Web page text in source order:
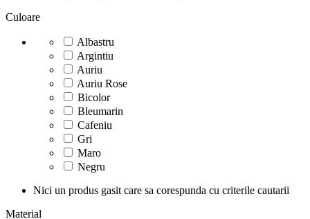
Culoare
Albastru
Argintiu
Auriu
Auriu Rose
Bicolor
Bleumarin
Cafeniu
Gri
Maro
Negru
Nici un produs gasit care sa corespunda cu criterile cautarii
Material